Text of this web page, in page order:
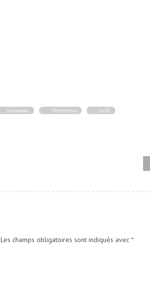
parmesan Thermomix tm31
Les champs obligatoires sont indiqués avec *